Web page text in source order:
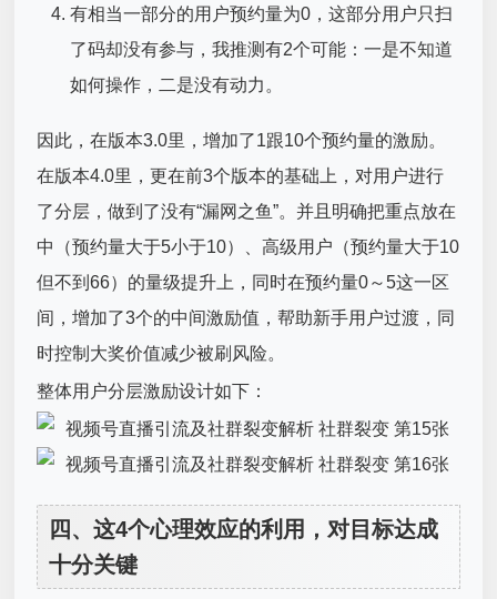
有相当一部分的用户预约量为0，这部分用户只扫
了码却没有参与，我推测有2个可能：一是不知道
如何操作，二是没有动力。
因此，在版本3.0里，增加了1跟10个预约量的激励。
在版本4.0里，更在前3个版本的基础上，对用户进行
了分层，做到了没有“漏网之鱼”。并且明确把重点放在
中（预约量大于5小于10）、高级用户（预约量大于10
但不到66）的量级提升上，同时在预约量0～5这一区
间，增加了3个的中间激励值，帮助新手用户过渡，同
时控制大奖价值减少被刷风险。
整体用户分层激励设计如下：
四、这4个心理效应的利用，对目标达成
十分关键